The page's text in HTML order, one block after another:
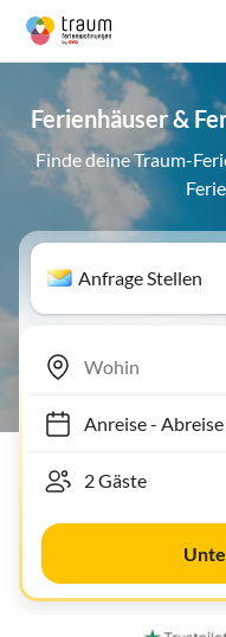
Ferienhäuser &
Finde deine Traum-
Anfrage Stellen
Anreise- Abreise